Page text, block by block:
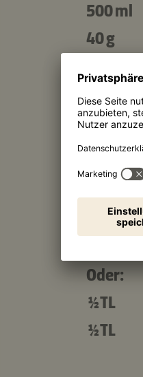
500 ml
40 g
3 EL
Für den
1 TL
Oder:
½ TL
½ TL